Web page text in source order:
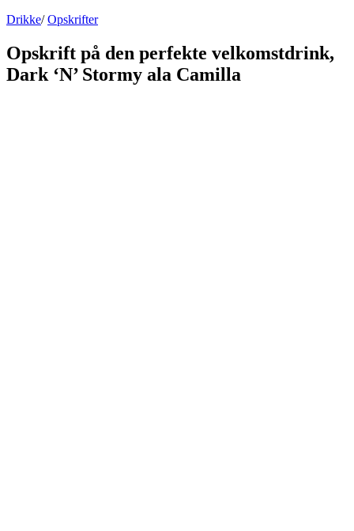
Drikke/ Opskrifter
Opskrift på den perfekte velkomstdrink,
Dark ‘N’ Stormy ala Camilla